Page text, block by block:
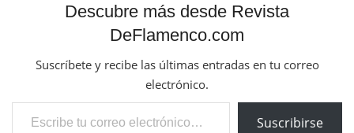
Descubre más desde Revista
DeFlamenco.com
Suscríbete y recibe las últimas entradas en tu correo
electrónico.
Escribe tu correo electrónico…
Suscribirse